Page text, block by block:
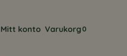
Gå till sidan för mitt konto
Mitt konto
Visa din
Varukorg0